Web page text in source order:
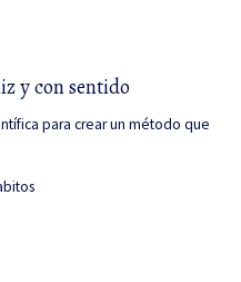
y con sentido
para crear un método que